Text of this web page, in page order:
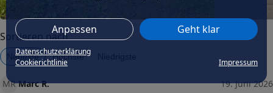
Anpassen Geht klar
Datenschutzerklärung
Cookierichtlinie
Impressum
Lochkreis-Durchmesser (in mm)
100
Mittenloch-Durchmesser (in
mm)
Traglast (in kg)
610
Sortieren nach
Neueste Höchste
MR Marc R.
19. Juni 2026